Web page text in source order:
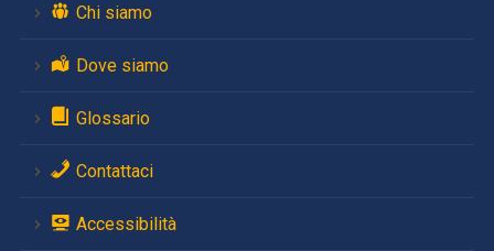
Chi siamo
Dove siamo
Glossario
Contattaci
Accessibilità